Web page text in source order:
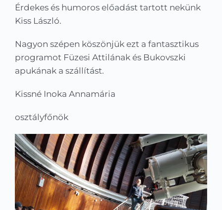
Érdekes és humoros előadást tartott nekünk
Kiss László.
Nagyon szépen köszönjük ezt a fantasztikus
programot Füzesi Attilának és Bukovszki
apukának a szállítást.
Kissné Inoka Annamária
osztályfőnök